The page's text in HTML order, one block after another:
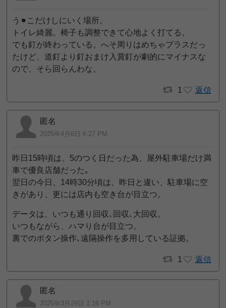
う⚫︎こだけしにいく場所。
トイレ綺麗。椅子も調整できて心地よく打てる。
でも釘が終わっている。へそ周りはめちゃプラスだっ
たけど、道釘より釘おまけ入賞釘が劇的にマイナスな
ので、そら回らんわな。
1 返信
匿名
2025年4月6日 6:27 PM
昨日15時頃は、5のつく日だった為、屋外駐車場だけ満
車で優良店舗だった｡
翌日の今日、14時30分頃は、昨日と違い、駐車場に空
きがあり、更には店内も空き台が目立つ。
データは、いつも通り回収､回収､大回収。
いつもながら、ハマり台が目立つ。
裏でのボタン操作､遠隔操作を多用している証拠。
1 返信
匿名
2025年3月29日 1:16 PM